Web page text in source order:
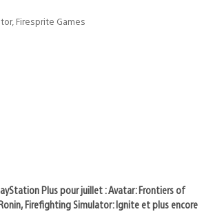
Firesprite Games
Plus pour juillet : Avatar: Frontiers of
Firefighting Simulator: Ignite et plus encore